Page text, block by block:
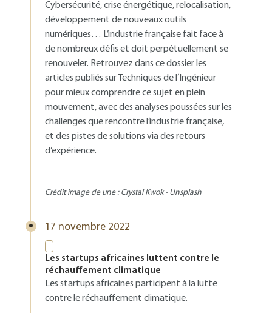
Cybersécurité, crise énergétique, relocalisation,
développement de nouveaux outils
numériques… L’industrie française fait face à
de nombreux défis et doit perpétuellement se
renouveler. Retrouvez dans ce dossier les
articles publiés sur Techniques de l’Ingénieur
pour mieux comprendre ce sujet en plein
mouvement, avec des analyses poussées sur les
challenges que rencontre l’industrie française,
et des pistes de solutions via des retours
d’expérience.
Crédit image de une : Crystal Kwok - Unsplash
17 novembre 2022
Les startups africaines luttent contre le
réchauffement climatique
Les startups africaines participent à la lutte
contre le réchauffement climatique.